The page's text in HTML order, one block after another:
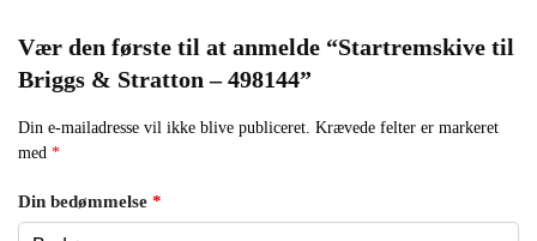
Vær den første til at anmelde “Startremskive til
Briggs & Stratton – 498144”
Din e-mailadresse vil ikke blive publiceret. Krævede felter er markeret
med *
Din bedømmelse *